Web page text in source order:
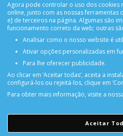
Encomendas acima
Agora pode controlar o uso dos cookies
online, junto com as nossas
e] de terceiros na página. Algumas são
funcionamento correto da web; outras
Analisar como o nosso website é
Ativar opções personalizadas em
Para lhe oferecer publicidade.
Ao clicar em ‘Aceitar todas’, aceita a
configurá-los ou rejeitá-los, clique em
Para obter mais informação, visite a
Aceitar